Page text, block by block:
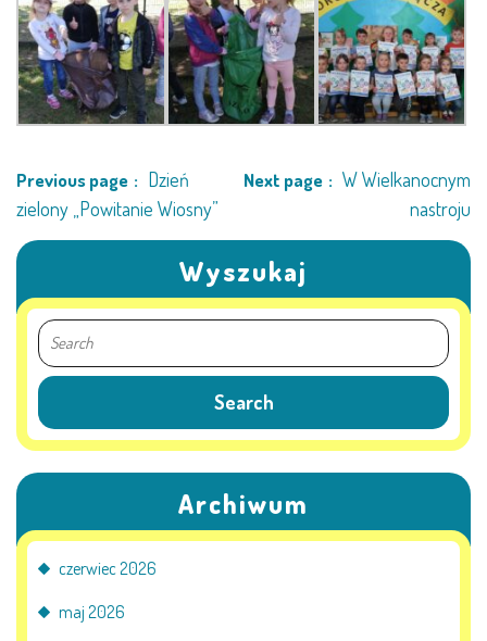
KĄCIK DLA RODZICÓW
PORADY DLA RODZICÓW
DOKUMENTY DO POBRANIA
OBIADY
ANKIETY
Previous page
Dzień
zielony „Powitanie Wiosny”
Next page
W Wielkanocnym
nastroju
Wyszukaj
Archiwum
czerwiec 2026
maj 2026